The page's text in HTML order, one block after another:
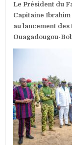
Le Président du
Capitaine
au lancement
Ouagadougou-